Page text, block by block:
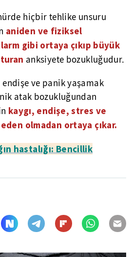
hiçbir tehlike unsuru
aniden ve fiziksel
gibi ortaya çıkıp büyük
anksiyete bozukluğudur.
ve panik yaşamak
atak bozukluğundan
kaygı, endişe, stres ve
olmadan ortaya çıkar.
hastalığı: Bencillik